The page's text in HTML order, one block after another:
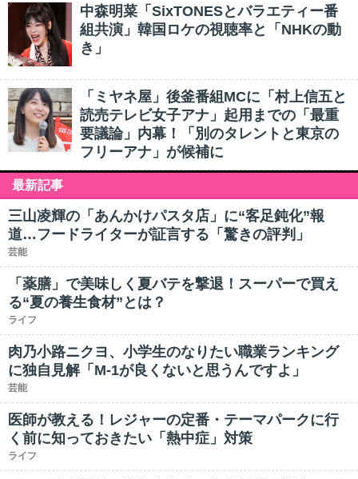
中森明菜「SixTONESとバラエティー番
組共演」韓国ロケの視聴率と「NHKの動
き」
「ミヤネ屋」後釜番組MCに「村上信五と
読売テレビ女子アナ」起用までの「最重
要議論」内幕！「別のタレントと東京の
フリーアナ」が候補に
最新記事
三山凌輝の「あんかけパスタ店」に“客足鈍化”報
道…フードライターが証言する「驚きの評判」
芸能
「薬膳」で美味しく夏バテを撃退！スーパーで買え
る“夏の養生食材”とは？
ライフ
肉乃小路ニクヨ、小学生のなりたい職業ランキング
に独自見解「M-1が良くないと思うんですよ」
芸能
医師が教える！レジャーの定番・テーマパークに行
く前に知っておきたい「熱中症」対策
ライフ